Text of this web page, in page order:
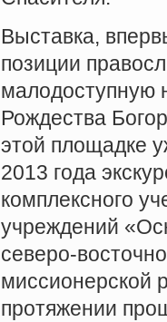
Выставка,
позиции
малодоступную
Рождества
этой площадке
2013 года
комплексного
учреждений
северо-
миссионерской
протяжении